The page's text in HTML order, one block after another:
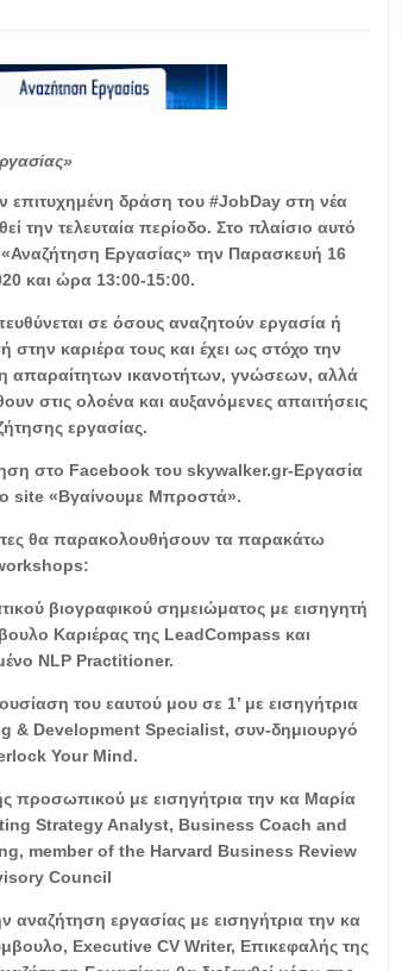
δράση του #JobDay στη νέα
την τελευταία περίοδο. Στο πλαίσιο αυτό
Εργασίας» την Παρασκευή 16
και ώρα 13:00-15:00.
σε όσους αναζητούν εργασία ή
καριέρα τους και έχει ως στόχο την
απαραίτητων ικανοτήτων, γνώσεων, αλλά
στις ολοένα και αυξανόμενες απαιτήσεις
εργασίας.
στο Facebook του skywalker.gr-Εργασία
site «Βγαίνουμε Μπροστά».
θα παρακολουθήσουν τα παρακάτω
βιογραφικού σημειώματος με εισηγητή
Καριέρας της LeadCompass και
NLP Practitioner.
του εαυτού μου σε 1’ με εισηγήτρια
& Development Specialist, συν-δημιουργό
Your Mind.
προσωπικού με εισηγήτρια την κα Μαρία
Strategy Analyst, Business Coach and
member of the Harvard Business Review
Council
εργασίας με εισηγήτρια την κα
Executive CV Writer, Επικεφαλής της